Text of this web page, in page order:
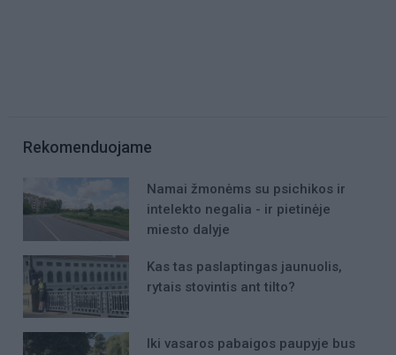
Rekomenduojame
Namai žmonėms su psichikos ir
intelekto negalia - ir pietinėje
miesto dalyje
Kas tas paslaptingas jaunuolis,
rytais stovintis ant tilto?
Iki vasaros pabaigos paupyje bus